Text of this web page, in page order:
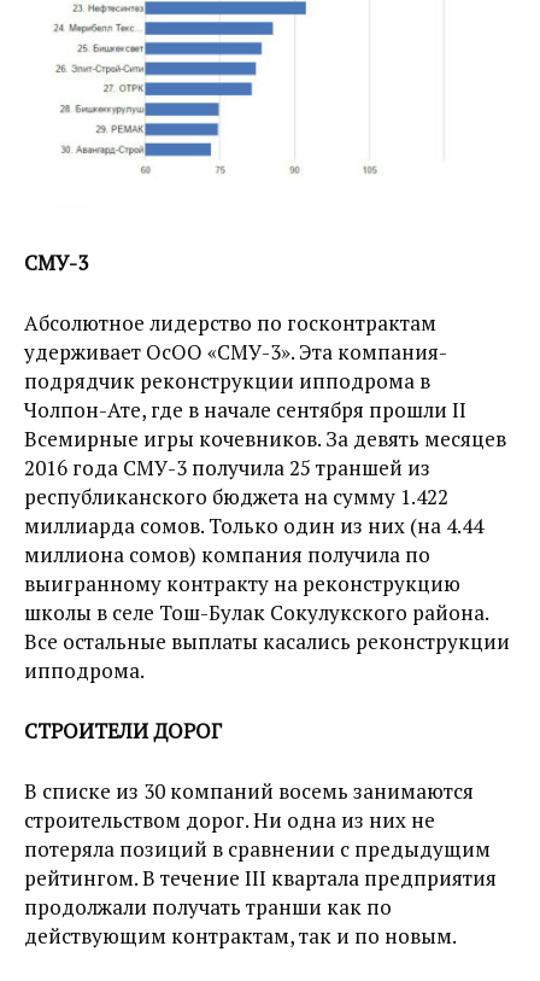
СМУ-3
Абсолютное лидерство по госконтрактам
удерживает ОсОО «СМУ-3». Эта компания-
подрядчик реконструкции ипподрома в
Чолпон-Ате, где в начале сентября прошли II
Всемирные игры кочевников. За девять месяцев
2016 года СМУ-3 получила 25 траншей из
республиканского бюджета на сумму 1.422
миллиарда сомов. Только один из них (на 4.44
миллиона сомов) компания получила по
выигранному контракту на реконструкцию
школы в селе Тош-Булак Сокулукского района.
Все остальные выплаты касались реконструкции
ипподрома.
СТРОИТЕЛИ ДОРОГ
В списке из 30 компаний восемь занимаются
строительством дорог. Ни одна из них не
потеряла позиций в сравнении с предыдущим
рейтингом. В течение III квартала предприятия
продолжали получать транши как по
действующим контрактам, так и по новым.